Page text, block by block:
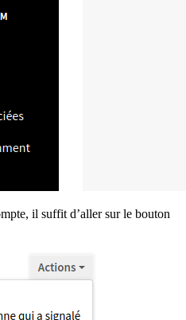
il suffit d’aller sur le bouton